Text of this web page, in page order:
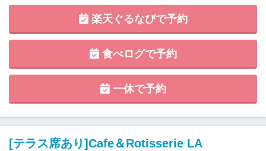
楽天ぐるなびで予約
食べログで予約
一休で予約
[テラス席あり]Cafe＆Rotisserie LA